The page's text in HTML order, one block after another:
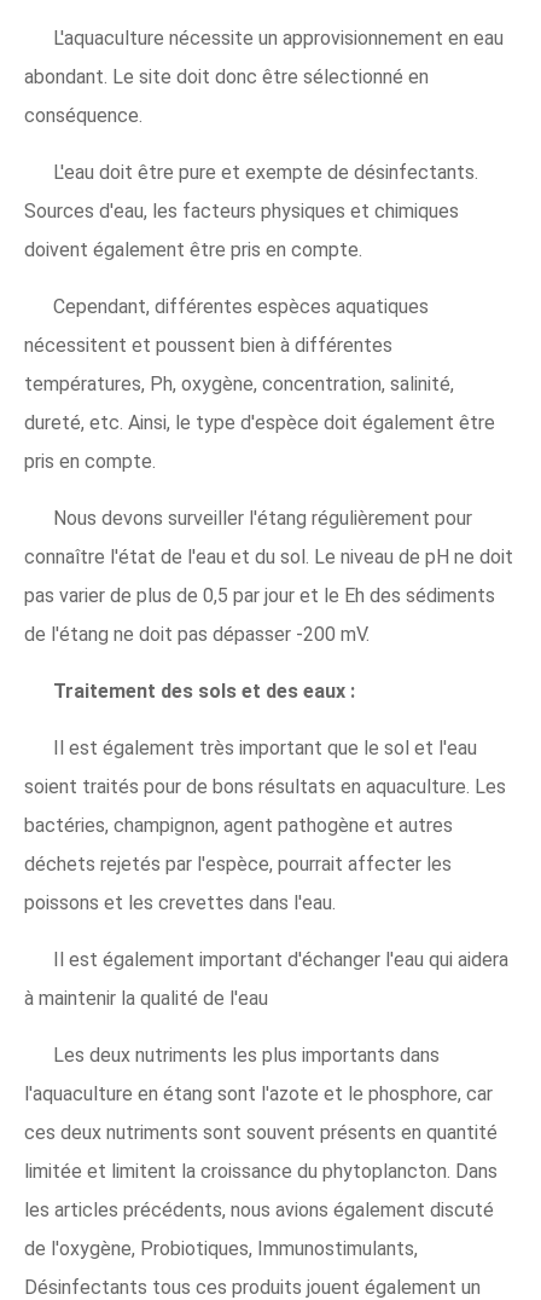
L'aquaculture nécessite un approvisionnement en eau
abondant. Le site doit donc être sélectionné en
conséquence.
L'eau doit être pure et exempte de désinfectants.
Sources d'eau, les facteurs physiques et chimiques
doivent également être pris en compte.
Cependant, différentes espèces aquatiques
nécessitent et poussent bien à différentes
températures, Ph, oxygène, concentration, salinité,
dureté, etc. Ainsi, le type d'espèce doit également être
pris en compte.
Nous devons surveiller l'étang régulièrement pour
connaître l'état de l'eau et du sol. Le niveau de pH ne doit
pas varier de plus de 0,5 par jour et le Eh des sédiments
de l'étang ne doit pas dépasser -200 mV.
Traitement des sols et des eaux :
Il est également très important que le sol et l'eau
soient traités pour de bons résultats en aquaculture. Les
bactéries, champignon, agent pathogène et autres
déchets rejetés par l'espèce, pourrait affecter les
poissons et les crevettes dans l'eau.
Il est également important d'échanger l'eau qui aidera
à maintenir la qualité de l'eau
Les deux nutriments les plus importants dans
l'aquaculture en étang sont l'azote et le phosphore, car
ces deux nutriments sont souvent présents en quantité
limitée et limitent la croissance du phytoplancton. Dans
les articles précédents, nous avions également discuté
de l'oxygène, Probiotiques, Immunostimulants,
Désinfectants tous ces produits jouent également un